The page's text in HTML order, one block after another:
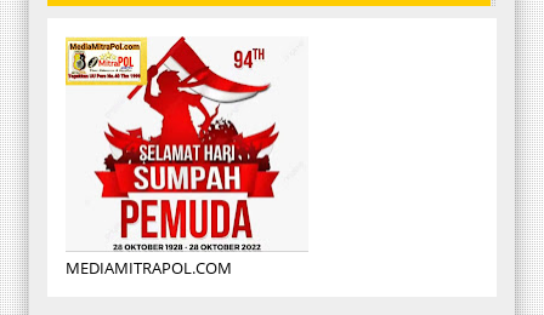
MEDIAMITRAPOL.COM